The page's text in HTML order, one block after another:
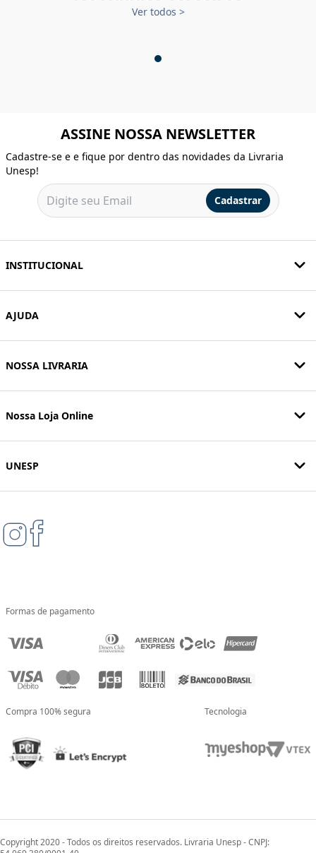
Ver todos >
ASSINE NOSSA NEWSLETTER
Cadastre-se e e fique por dentro das novidades da Livraria
Unesp!
Cadastrar
INSTITUCIONAL
AJUDA
NOSSA LIVRARIA
Nossa Loja Online
UNESP
Formas de pagamento
Compra 100% segura Tecnologia
Copyright 2020 - Todos os direitos reservados. Livraria Unesp - CNPJ: